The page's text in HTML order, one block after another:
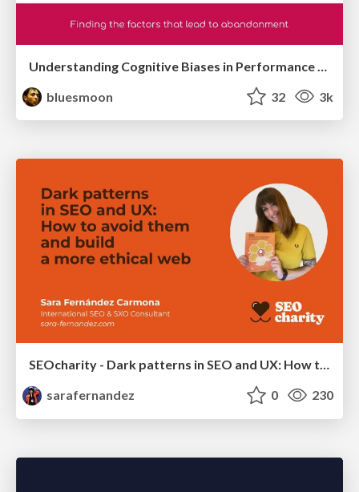
bluesmoon
32 3k
SEOcharity - Dark patterns in SEO and UX: How to avoid them and build a more ethical web
sarafernandez
0 230